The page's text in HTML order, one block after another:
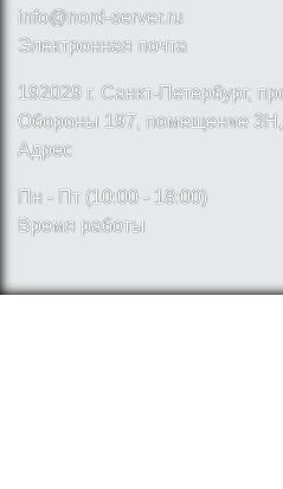
info@nord-server.ru
Электронная почта
192029 г. Санкт-Петербург,
Обороны 197, помещение
Адрес
Пн - Пт (10:00 - 18:00)
Время работы